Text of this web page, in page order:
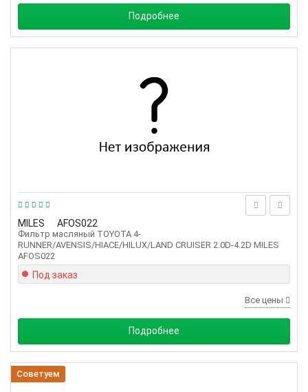
Подробнее
MILES AFOS022
Фильтр масляный TOYOTA 4-
RUNNER/AVENSIS/HIACE/HILUX/LAND CRUISER 2.0D-4.2D MILES
AFOS022
Под заказ
Все цены
Подробнее
Советуем